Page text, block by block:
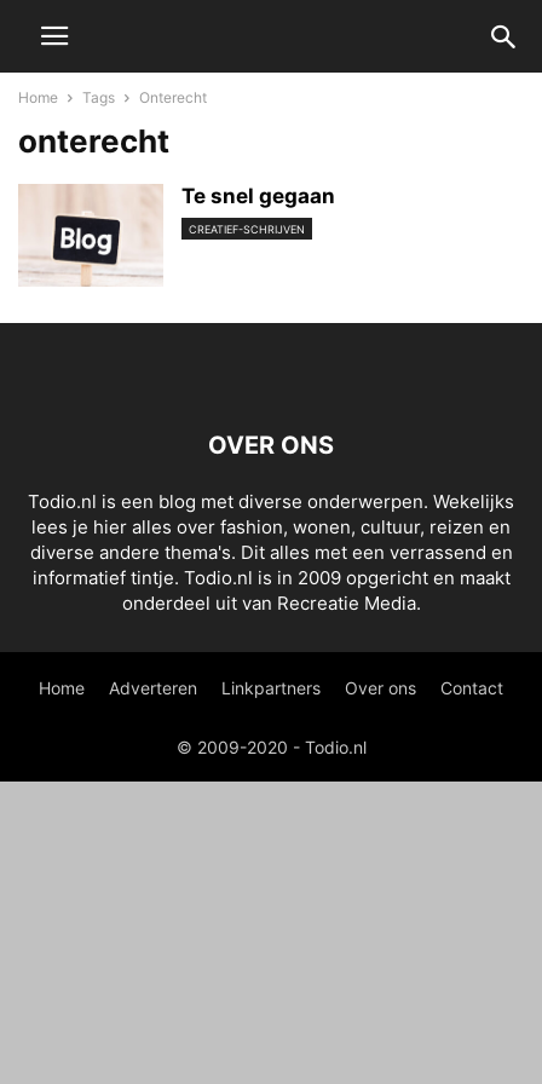
Home Tags Onterecht
onterecht
Te snel gegaan
CREATIEF-SCHRIJVEN
OVER ONS
Todio.nl is een blog met diverse onderwerpen. Wekelijks
lees je hier alles over fashion, wonen, cultuur, reizen en
diverse andere thema's. Dit alles met een verrassend en
informatief tintje. Todio.nl is in 2009 opgericht en maakt
onderdeel uit van Recreatie Media.
Home Adverteren Linkpartners Over ons Contact
© 2009-2020 - Todio.nl